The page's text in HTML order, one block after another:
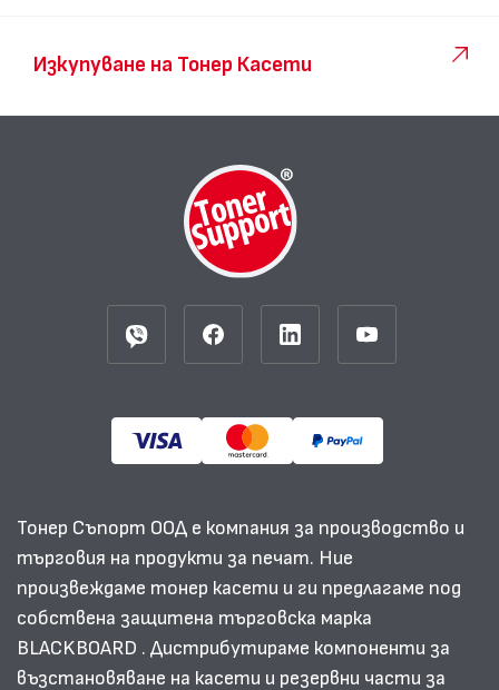
Изкупуване на Тонер Касети
Тонер Съпорт ООД е компания за производство и
търговия на продукти за печат. Ние
произвеждаме тонер касети и ги предлагаме под
собствена защитена търговска марка
BLACKBOARD . Дистрибутираме компоненти за
възстановяване на касети и резервни части за